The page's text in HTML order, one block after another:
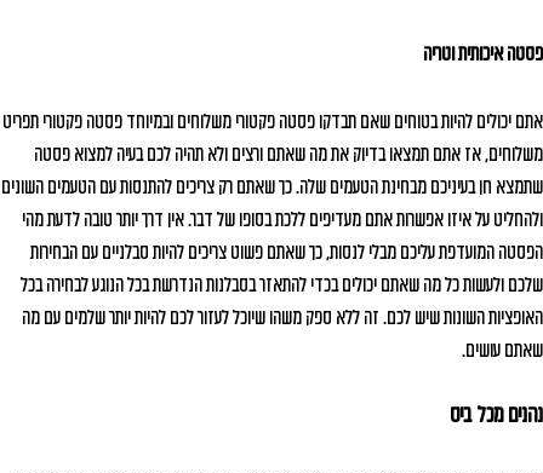
פסטה איכותית וטריה
אתם יכולים להיות בטוחים שאם תבדקו פסטה פקטורי משלוחים ובמיוחד פסטה פקטורי תפריט
משלוחים, אז אתם תמצאו בדיוק את מה שאתם ורצים ולא תהיה לכם בעיה למצוא פסטה
שתמצא חן בעיניכם מבחינת הטעמים שלה. כך שאתם רק צריכים להתנסות עם הטעמים השונים
ולהחליט על איזו אפשרות אתם מעדיפים ללכת בסופו של דבר. אין דרך יותר טובה לדעת מהי
הפסטה המועדפת עליכם מבלי לנסות, כך שאתם פשוט צריכים להיות סבלניים עם הבחירות
שלכם ולעשות כל מה שאתם יכולים בכדי להתאזר בסבלנות הנדרשת בכל הנוגע לבחירה בכל
האופציות השונות שיש לכם. זה ללא ספק משהו שיוכל לעזור לכם להיות יותר שלמים עם מה
שאתם עושים.
נהנים מכל ביס